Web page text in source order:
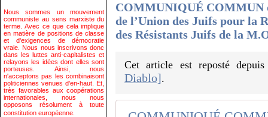
Nous sommes un mouvement
communiste au sens marxiste du
terme. Avec ce que cela implique
en matière de positions de classe
et d'exigences de démocratie
vraie. Nous nous inscrivons donc
dans les luttes anti-capitalistes et
relayons les idées dont elles sont
porteuses. Ainsi, nous
n'acceptons pas les combinaisont
politiciennes venues d'en-haut. Et,
très favorables aux coopérations
internationales, nous nous
opposons résolument à toute
constitution européenne.
COMMUNIQUÉ COMMUN
de l’Union des Juifs pour la
des Résistants Juifs de la
Cet article est reposté
Diablo].